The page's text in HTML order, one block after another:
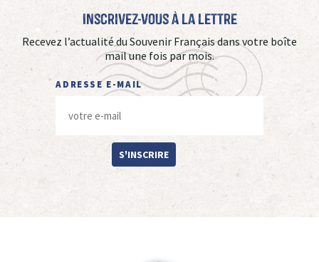
Inscrivez-vous à La Lettre
Recevez l’actualité du Souvenir Français dans votre boîte
mail une fois par mois.
ADRESSE E-MAIL
S'INSCRIRE